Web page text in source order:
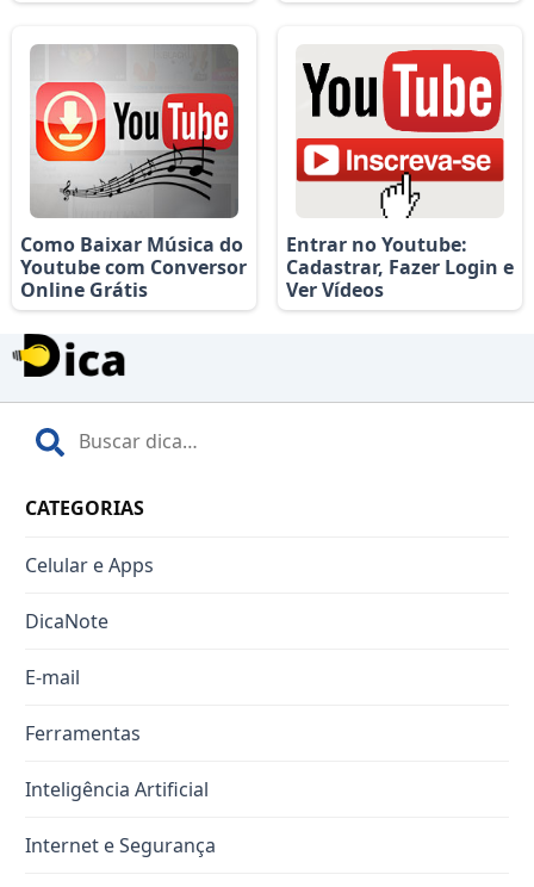
Como Baixar Música do
Youtube com Conversor
Online Grátis
Entrar no Youtube:
Cadastrar, Fazer Login e
Ver Vídeos
CATEGORIAS
Celular e Apps
DicaNote
E-mail
Ferramentas
Inteligência Artificial
Internet e Segurança